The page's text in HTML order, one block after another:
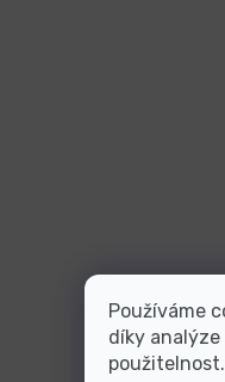
Používáme
díky
použitelnost.